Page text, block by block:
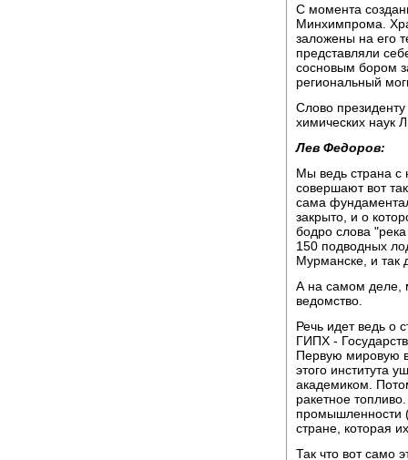
С момента
Минхимпрома.
заложены на его
представляли
сосновым бором
региональный
Слово
химических наук
Лев Федоров:
Мы ведь страна
совершают вот
сама
закрыто, и о
бодро слова
150 подводных
Мурманске, и так
А на самом деле,
ведомство.
Речь идет ведь о
ГИПХ -
Первую мировую
этого института
академиком.
ракетное
промышленности
стране, которая
Так что вот само